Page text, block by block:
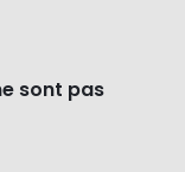
sont pas